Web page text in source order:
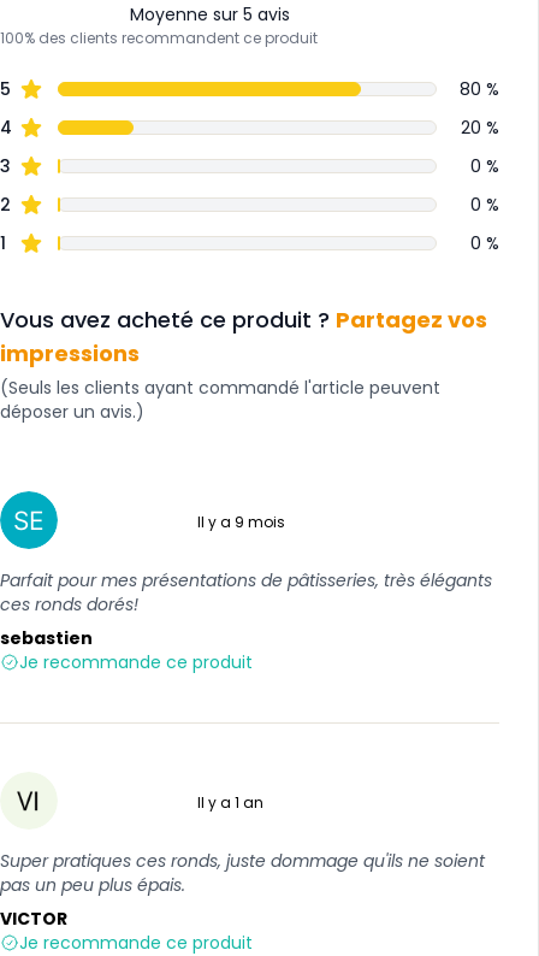
Moyenne sur 5 avis
100% des clients recommandent ce produit
5
80 %
4
20 %
3
0 %
2
0 %
1
0 %
Vous avez acheté ce produit ? Partagez vos
impressions
(Seuls les clients ayant commandé l'article peuvent
déposer un avis.)
Il y a 9 mois
Parfait pour mes présentations de pâtisseries, très élégants
ces ronds dorés!
sebastien
Je recommande ce produit
Il y a 1 an
Super pratiques ces ronds, juste dommage qu'ils ne soient
pas un peu plus épais.
VICTOR
Je recommande ce produit